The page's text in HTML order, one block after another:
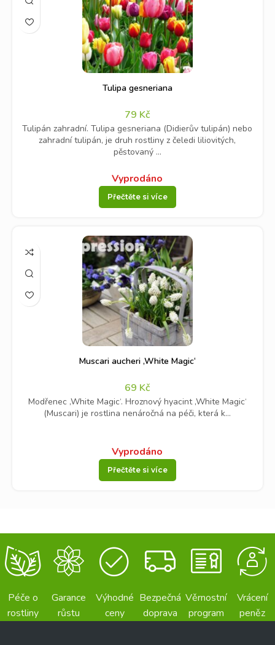
Tulipa gesneriana
79 Kč
Tulipán zahradní. Tulipa gesneriana (Didierův tulipán) nebo
zahradní tulipán, je druh rostliny z čeledi liliovitých,
pěstovaný ...
Vyprodáno
Přečtěte si více
Muscari aucheri ‚White Magic‘
69 Kč
Modřenec ‚White Magic‘. Hroznový hyacint ‚White Magic‘
(Muscari) je rostlina nenáročná na péči, která k...
Vyprodáno
Přečtěte si více
Péče o
rostliny
Garance
růstu
Výhodné
ceny
Bezpečná
doprava
Věrnostní
program
Vrácení
peněz